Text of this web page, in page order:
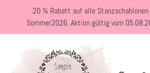
Inhalt
20 % Rabatt auf alle
Sommer2026. Aktion gültig vom